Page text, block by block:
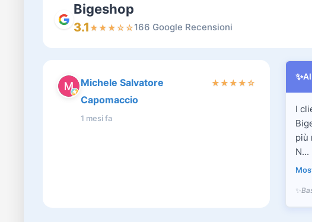
Bigeshop
3.1★★★☆☆166 Google Recensioni
Michele Salvatore
Capomaccio
1 mesi fa
★★★★☆
✨
I
più
N...